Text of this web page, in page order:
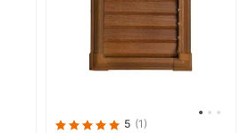
5 (1)